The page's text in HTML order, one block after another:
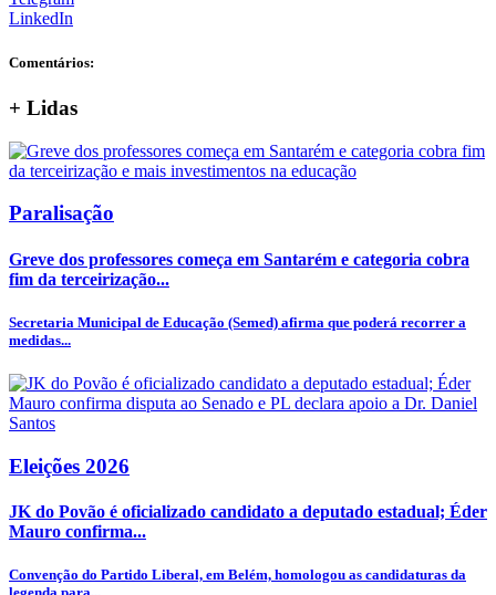
LinkedIn
Comentários:
+ Lidas
Paralisação
Greve dos professores começa em Santarém e categoria cobra
fim da terceirização...
Secretaria Municipal de Educação (Semed) afirma que poderá recorrer a
medidas...
Eleições 2026
JK do Povão é oficializado candidato a deputado estadual; Éder
Mauro confirma...
Convenção do Partido Liberal, em Belém, homologou as candidaturas da